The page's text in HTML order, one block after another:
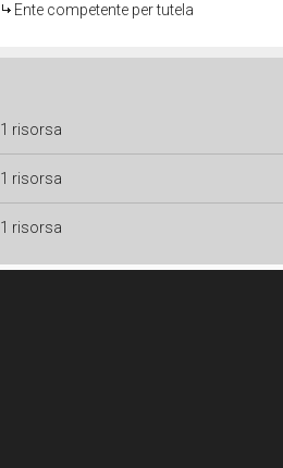
Ente competente per tutela
1 risorsa
1 risorsa
1 risorsa